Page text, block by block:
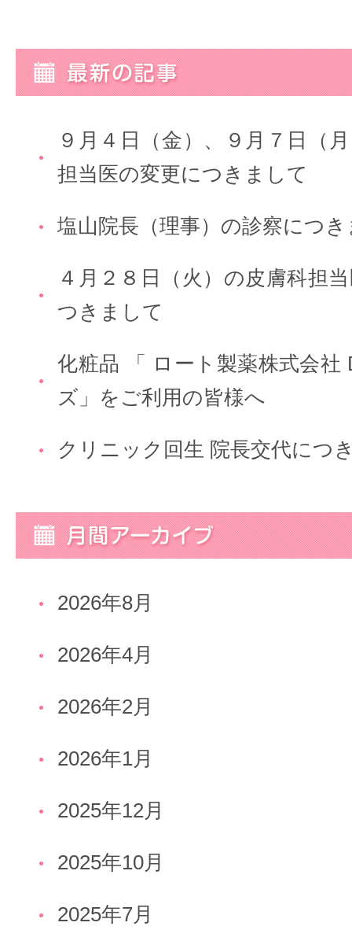
９月４日（金）、９月７日（
担当医の変更につきまして
塩山院長（理事）の診察につ
４月２８日（火）の皮膚科担
つきまして
化粧品 「 ロート製薬株式会社
ズ」をご利用の皆様へ
クリニック回生 院長交代につ
2026年8月
2026年4月
2026年2月
2026年1月
2025年12月
2025年10月
2025年7月